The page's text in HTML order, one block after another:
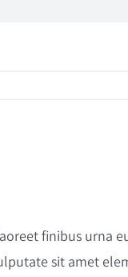
איתור, גיוס והכשרת
finibus urna
sit amet